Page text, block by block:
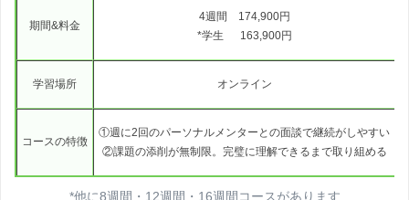
期間&料金
4週間 174,900円
*学生 163,900円
学習場所 オンライン
コースの特徴
①週に2回のパーソナルメンターとの面談で継続がしやすい
②課題の添削が無制限。完璧に理解できるまで取り組める
*他に8週間・12週間・16週間コースがあります